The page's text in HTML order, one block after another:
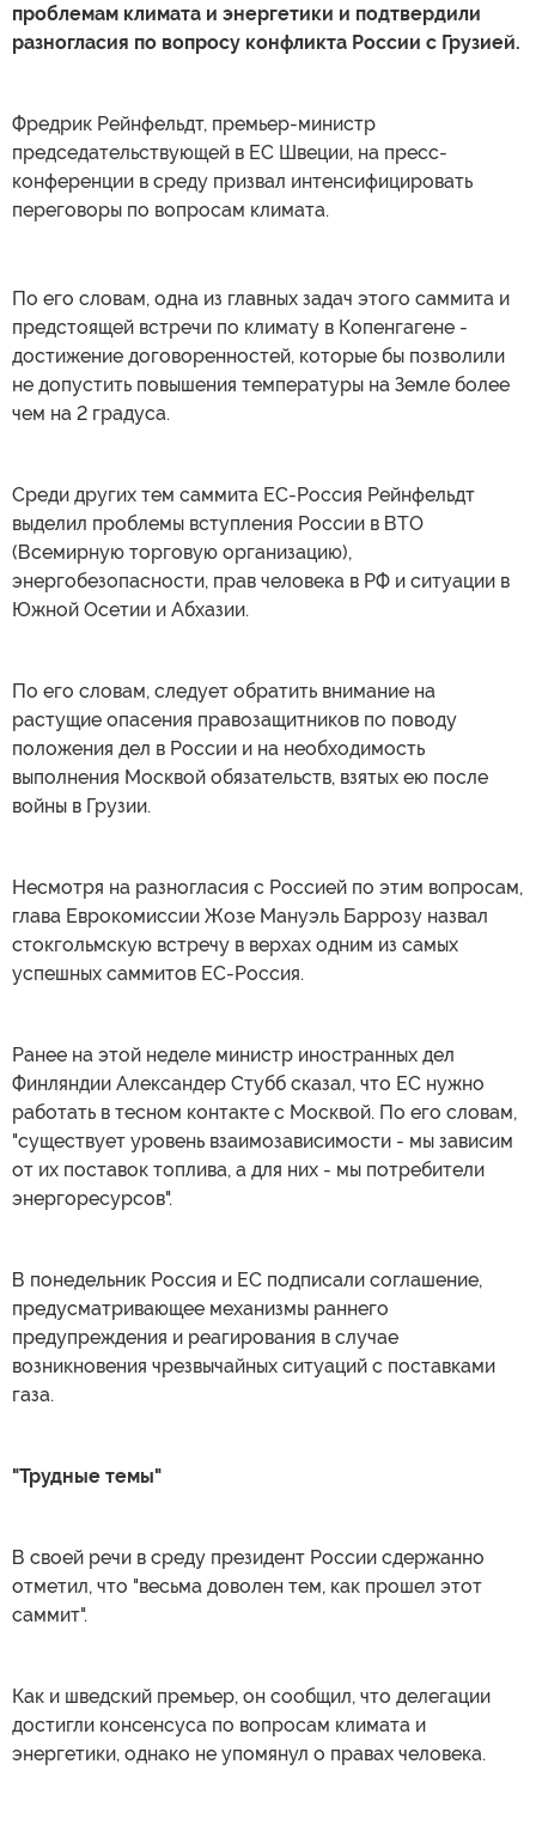
проблемам климата и энергетики и подтвердили
разногласия по вопросу конфликта России с Грузией.
Фредрик Рейнфельдт, премьер-министр
председательствующей в ЕС Швеции, на пресс-
конференции в среду призвал интенсифицировать
переговоры по вопросам климата.
По его словам, одна из главных задач этого саммита и
предстоящей встречи по климату в Копенгагене -
достижение договоренностей, которые бы позволили
не допустить повышения температуры на Земле более
чем на 2 градуса.
Среди других тем саммита ЕС-Россия Рейнфельдт
выделил проблемы вступления России в ВТО
(Всемирную торговую организацию),
энергобезопасности, прав человека в РФ и ситуации в
Южной Осетии и Абхазии.
По его словам, следует обратить внимание на
растущие опасения правозащитников по поводу
положения дел в России и на необходимость
выполнения Москвой обязательств, взятых ею после
войны в Грузии.
Несмотря на разногласия с Россией по этим вопросам,
глава Еврокомиссии Жозе Мануэль Баррозу назвал
стокгольмскую встречу в верхах одним из самых
успешных саммитов ЕС-Россия.
Ранее на этой неделе министр иностранных дел
Финляндии Александер Стубб сказал, что ЕС нужно
работать в тесном контакте с Москвой. По его словам,
"существует уровень взаимозависимости - мы зависим
от их поставок топлива, а для них - мы потребители
энергоресурсов".
В понедельник Россия и ЕС подписали соглашение,
предусматривающее механизмы раннего
предупреждения и реагирования в случае
возникновения чрезвычайных ситуаций с поставками
газа.
"Трудные темы"
В своей речи в среду президент России сдержанно
отметил, что "весьма доволен тем, как прошел этот
саммит".
Как и шведский премьер, он сообщил, что делегации
достигли консенсуса по вопросам климата и
энергетики, однако не упомянул о правах человека.